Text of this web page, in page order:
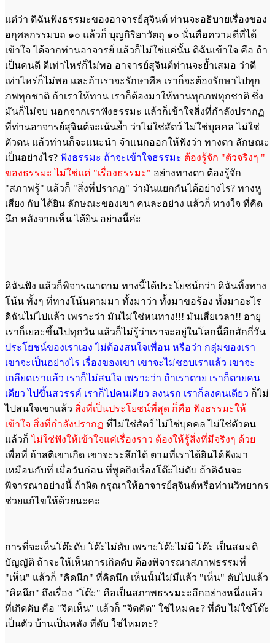
แต่ว่า ดิฉันฟังธรรมะของอาจารย์สุจินต์ ท่านจะอธิบายเรื่องของ
อกุศลกรรมบถ ๑๐ แล้วก็ บุญกิริยาวัตถุ ๑๐ นั่นคือความดีที่ได้
เข้าใจ ได้จากท่านอาจารย์ แล้วก็ไม่ใช่แค่นั้น ดิฉันเข้าใจ คือ ถ้า
เป็นคนดี ดีเท่าไหร่ก็ไม่พอ อาจารย์สุจินต์ท่านจะย้ำเสมอ ว่าดี
เท่าไหร่ก็ไม่พอ และถ้าเราจะรักษาศีล เราก็จะต้องรักษาไปทุก
ภพทุกชาติ ถ้าเราให้ทาน เราก็ต้องมาให้ทานทุกภพทุกชาติ ซึ่ง
มันก็ไม่จบ นอกจากเราฟังธรรมะ แล้วก็เข้าใจสิ่งที่กำลังปรากฏ
ที่ท่านอาจารย์สุจินต์จะเน้นย้ำ ว่าไม่ใช่สัตว์ ไม่ใช่บุคคล ไม่ใช่
ตัวตน แล้วท่านก็จะแนะนำ จำแนกออกให้ฟังว่า ทางตา ลักษณะ
เป็นอย่างไร? ฟังธรรมะ ถ้าจะเข้าใจธรรมะ ต้องรู้จัก "ตัวจริงๆ "
ของธรรมะ ไม่ใช่แค่ "เรื่องธรรมะ" อย่างทางตา ต้องรู้จัก
"สภาพรู้" แล้วก็ "สิ่งที่ปรากฏ" ว่ามันแยกกันได้อย่างไร? ทางหู
เสียง กับ ได้ยิน ลักษณะของเขา คนละอย่าง แล้วก็ ทางใจ ที่คิด
นึก หลังจากเห็น ได้ยิน อย่างนี้ค่ะ
ดิฉันฟัง แล้วก็พิจารณาตาม ทางนี้ได้ประโยชน์กว่า ดิฉันทิ้งทาง
โน้น ทั้งๆ ที่ทางโน้นตามมา ทั้งมาว่า ทั้งมาขอร้อง ทั้งมาอะไร
ดิฉันไม่ไปแล้ว เพราะว่า มันไม่ใช่หนทาง!!! มันเสียเวลา!! อายุ
เราก็เยอะขึ้นไปทุกวัน แล้วก็ไม่รู้ว่าเราจะอยู่ในโลกนี้อีกสักกี่วัน
ประโยชน์ของเราเอง ไม่ต้องสนใจเพื่อน หรือว่า กลุ่มของเรา
เขาจะเป็นอย่างไร เรื่องของเขา เขาจะไม่ชอบเราแล้ว เขาจะ
เกลียดเราแล้ว เราก็ไม่สนใจ เพราะว่า ถ้าเราตาย เราก็ตายคน
เดียว ไปขึ้นสวรรค์ เราก็ไปคนเดียว ลงนรก เราก็ลงคนเดียว ก็ไม่
ไปสนใจเขาแล้ว สิ่งที่เป็นประโยชน์ที่สุด ก็คือ ฟังธรรมะให้
เข้าใจ สิ่งที่กำลังปรากฏ ที่ไม่ใช่สัตว์ ไม่ใช่บุคคล ไม่ใช่ตัวตน
แล้วก็ ไม่ใช่ฟังให้เข้าใจแค่เรื่องราว ต้องให้รู้สิ่งที่มีจริงๆ ด้วย
เพื่อที่ ถ้าสติเขาเกิด เขาจะระลึกได้ ตามที่เราได้ยินได้ฟังมา
เหมือนกับที่ เมื่อวันก่อน ที่พูดถึงเรื่องโต๊ะไม่ดับ ถ้าดิฉันจะ
พิจารณาอย่างนี้ ถ้าผิด กรุณาให้อาจารย์สุจินต์หรือท่านวิทยากร
ช่วยแก้ไขให้ด้วยนะคะ
การที่จะเห็นโต๊ะดับ โต๊ะไม่ดับ เพราะโต๊ะไม่มี โต๊ะ เป็นสมมติ
บัญญัติ ถ้าจะให้เห็นการเกิดดับ ต้องพิจารณาสภาพธรรมที่
"เห็น" แล้วก็ "คิดนึก" ที่คิดนึก เห็นนั้นไม่มีแล้ว "เห็น" ดับไปแล้ว
"คิดนึก" ถึงเรื่อง "โต๊ะ" คือเป็นสภาพธรรมะะอีกอย่างหนึ่งแล้ว
ที่เกิดดับ คือ "จิตเห็น" แล้วก็ "จิตคิด" ใช่ไหมคะ? ที่ดับ ไม่ใช่โต๊ะ
เป็นตัว บ้านเป็นหลัง ที่ดับ ใช่ไหมคะ?